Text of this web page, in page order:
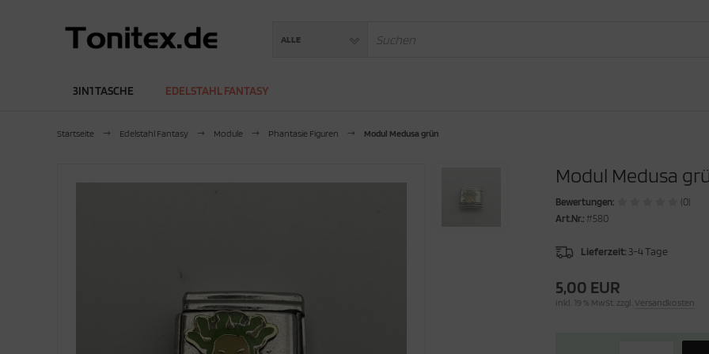
ALLE
3IN1 TASCHE EDELSTAHL FANTASY
Startseite Edelstahl Fantasy Module Phantasie Figuren Modul Medusa grün
Modul Medusa
Bewertungen:
(0)
Art.Nr.: #580
Lieferzeit: 3-4 Tage
5,00 EUR
inkl. 19 % MwSt. zzgl. Versandkosten